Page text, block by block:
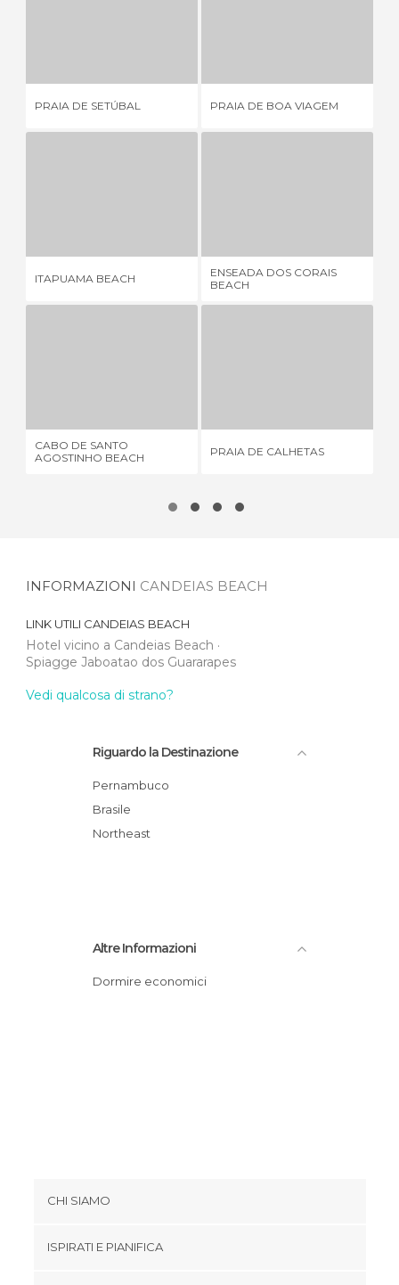
PRAIA DE SETÚBAL PRAIA DE BOA VIAGEM
ITAPUAMA BEACH
ENSEADA DOS CORAIS
BEACH
CABO DE SANTO
AGOSTINHO BEACH
PRAIA DE CALHETAS
INFORMAZIONI CANDEIAS BEACH
LINK UTILI CANDEIAS BEACH
Hotel vicino a Candeias Beach
Spiagge Jaboatao dos Guararapes
Vedi qualcosa di strano?
Riguardo la Destinazione
Pernambuco
Brasile
Northeast
Altre Informazioni
Dormire economici
CHI SIAMO
ISPIRATI E PIANIFICA